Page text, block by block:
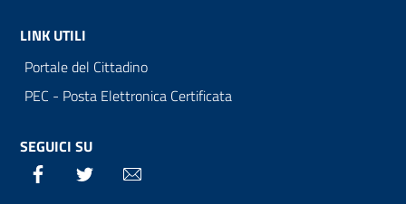
LINK UTILI
Portale del Cittadino
PEC - Posta Elettronica Certificata
SEGUICI SU
Facebook Twitter